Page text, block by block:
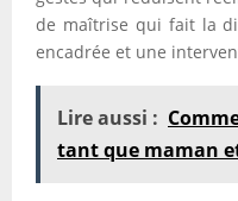
de maîtrise qui fait la
encadrée et une
Lire aussi :
tant que maman